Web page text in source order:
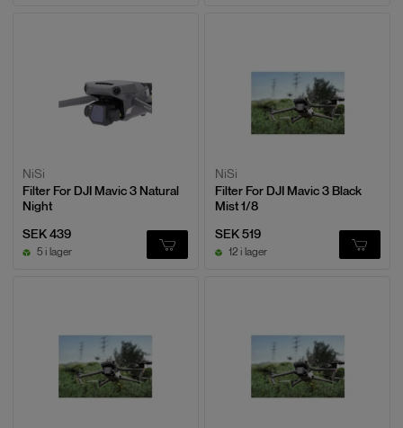
NiSi
Filter For DJI Mavic 3 Natural
Night
SEK 439
5 i lager
NiSi
Filter For DJI Mavic 3 Black
Mist 1/8
SEK 519
12 i lager